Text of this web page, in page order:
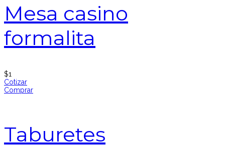
Mesa casino
formalita
$1
Cotizar
Comprar
Taburetes